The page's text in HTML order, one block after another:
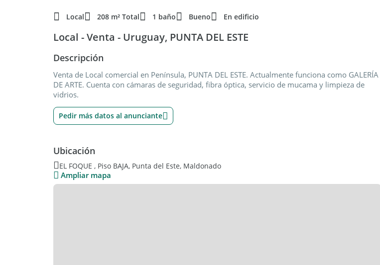
Local 208 m² Total 1 baño Bueno En edificio
Local - Venta - Uruguay, PUNTA DEL ESTE
Descripción
Venta de Local comercial en Península, PUNTA DEL ESTE. Actualmente funciona como GALERÍA
DE ARTE. Cuenta con cámaras de seguridad, fibra óptica, servicio de mucama y limpieza de
vidrios.
Pedir más datos al anunciante
Ubicación
EL FOQUE , Piso BAJA, Punta del Este, Maldonado
Ampliar mapa